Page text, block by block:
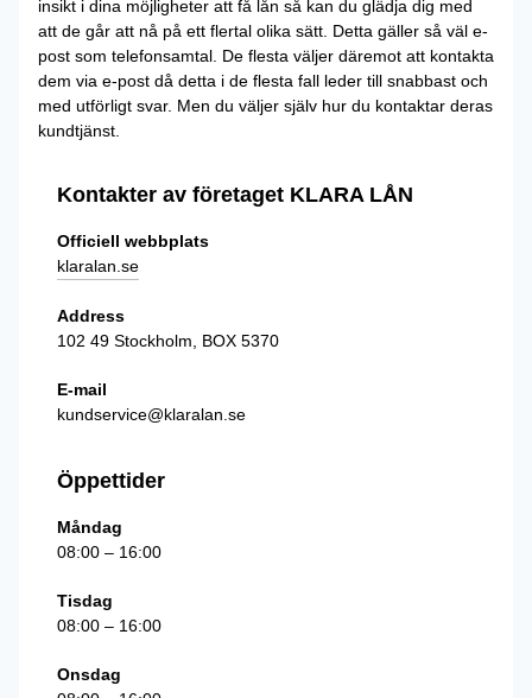
insikt i dina möjligheter att få lån så kan du glädja dig med
att de går att nå på ett flertal olika sätt. Detta gäller så väl e-
post som telefonsamtal. De flesta väljer däremot att kontakta
dem via e-post då detta i de flesta fall leder till snabbast och
med utförligt svar. Men du väljer själv hur du kontaktar deras
kundtjänst.
Kontakter av företaget KLARA LÅN
Officiell webbplats
klaralan.se
Address
102 49 Stockholm, BOX 5370
E-mail
kundservice@klaralan.se
Öppettider
Måndag
08:00 – 16:00
Tisdag
08:00 – 16:00
Onsdag